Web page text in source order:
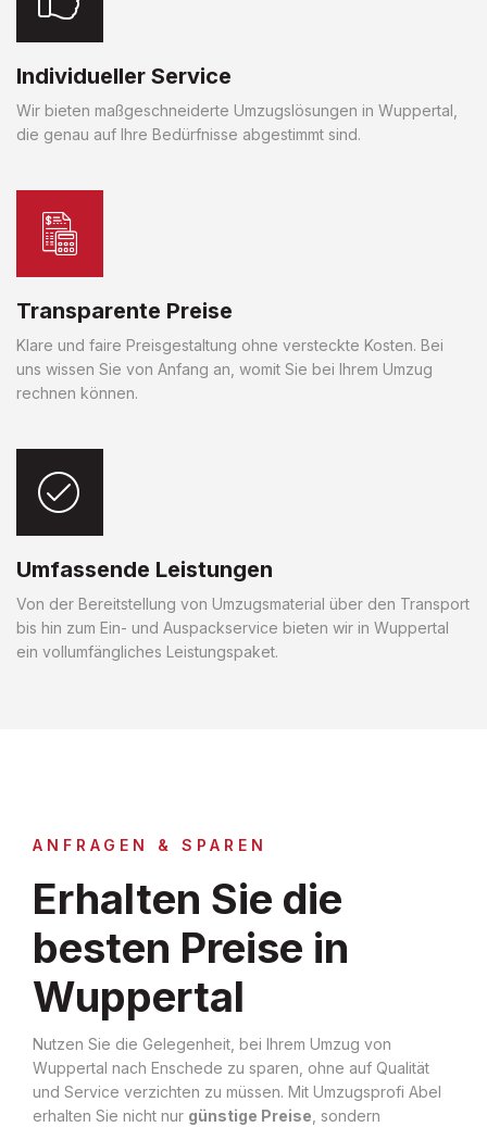
Individueller Service
Wir bieten maßgeschneiderte Umzugslösungen in Wuppertal,
die genau auf Ihre Bedürfnisse abgestimmt sind.
Transparente Preise
Klare und faire Preisgestaltung ohne versteckte Kosten. Bei
uns wissen Sie von Anfang an, womit Sie bei Ihrem Umzug
rechnen können.
Umfassende Leistungen
Von der Bereitstellung von Umzugsmaterial über den Transport
bis hin zum Ein- und Auspackservice bieten wir in Wuppertal
ein vollumfängliches Leistungspaket.
ANFRAGEN & SPAREN
Erhalten Sie die
besten Preise in
Wuppertal
Nutzen Sie die Gelegenheit, bei Ihrem Umzug von
Wuppertal nach Enschede zu sparen, ohne auf Qualität
und Service verzichten zu müssen. Mit Umzugsprofi Abel
erhalten Sie nicht nur günstige Preise , sondern